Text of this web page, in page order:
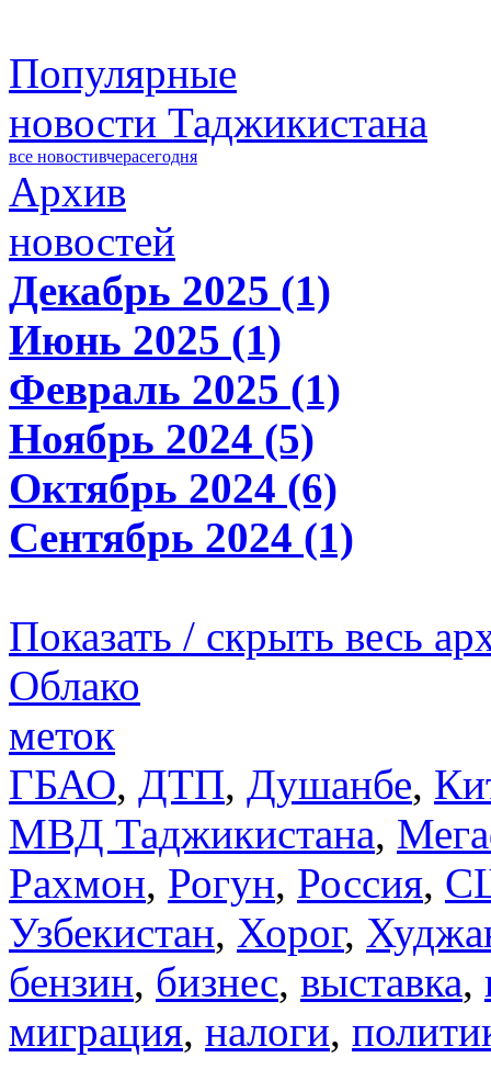
Популярные
новости Таджикистана
все новостивчерасегодня
Архив
новостей
Декабрь 2025 (1)
Июнь 2025 (1)
Февраль 2025 (1)
Ноябрь 2024 (5)
Октябрь 2024 (6)
Сентябрь 2024 (1)
Показать / скрыть весь
Облако
меток
ГБАО, ДТП, Душанбе,
МВД Таджикистана,
Рахмон, Рогун, Россия,
Узбекистан, Хорог,
бензин, бизнес, выставка,
миграция, налоги,